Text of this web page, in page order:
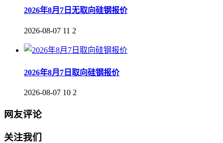
2026年8月7日无取向硅钢报价
2026-08-07 11 2
2026年8月7日取向硅钢报价
2026-08-07 10 2
网友评论
关注我们